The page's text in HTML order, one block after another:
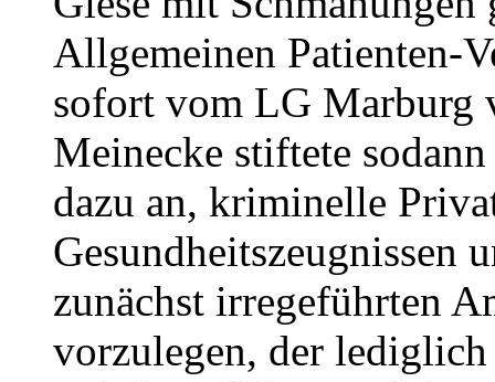
Allgemeinen Patienten-
sofort vom LG Marburg
Meinecke stiftete
dazu an, kriminelle
Gesundheitszeugnissen
zunächst irregeführten
vorzulegen, der